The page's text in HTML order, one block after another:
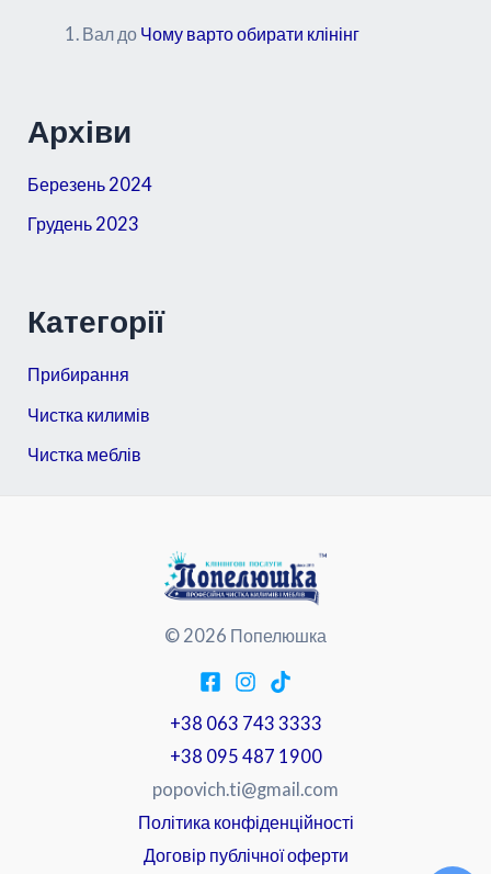
Валдо Чому варто обирати клінінг
Архіви
Березень 2024
Грудень 2023
Категорії
Прибирання
Чистка килимів
Чистка меблів
© 2026 Попелюшка
+38 063 743 3333
+38 095 487 1900
popovich.ti@gmail.com
Політика конфіденційності
Договір публічної оферти